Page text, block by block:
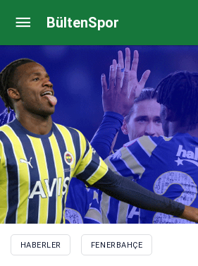
BültenSpor
HABERLER FENERBAHÇE
Fenerbahçe, Türkiye Kupası’nda
(ÖZET) Fenerbahçe-